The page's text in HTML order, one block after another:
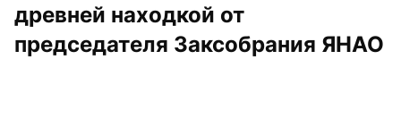
древней находкой от
председателя Заксобрания ЯНАО